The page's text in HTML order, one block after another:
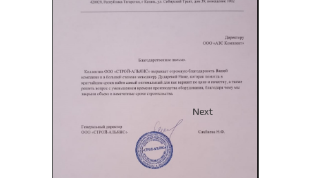
Next